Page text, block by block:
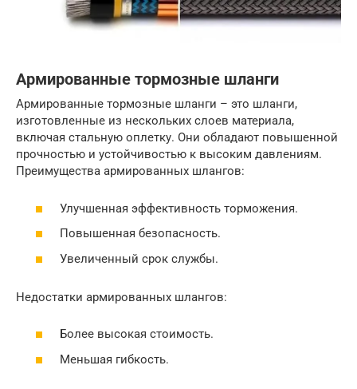
Армированные тормозные шланги
Армированные тормозные шланги – это шланги,
изготовленные из нескольких слоев материала,
включая стальную оплетку. Они обладают повышенной
прочностью и устойчивостью к высоким давлениям.
Преимущества армированных шлангов:
Улучшенная эффективность торможения.
Повышенная безопасность.
Увеличенный срок службы.
Недостатки армированных шлангов:
Более высокая стоимость.
Меньшая гибкость.